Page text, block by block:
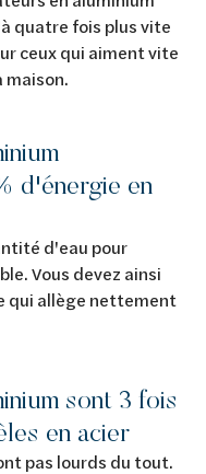
quatre fois plus vite
ceux qui aiment vite
maison.
d'énergie en
d'eau pour
Vous devez ainsi
qui allège nettement
sont 3 fois
en acier
pas lourds du tout.